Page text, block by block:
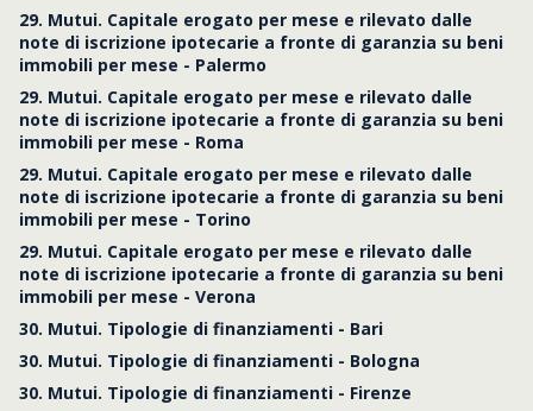
29. Mutui. Capitale erogato per mese e rilevato dalle
note di iscrizione ipotecarie a fronte di garanzia su beni
immobili per mese - Palermo
29. Mutui. Capitale erogato per mese e rilevato dalle
note di iscrizione ipotecarie a fronte di garanzia su beni
immobili per mese - Roma
29. Mutui. Capitale erogato per mese e rilevato dalle
note di iscrizione ipotecarie a fronte di garanzia su beni
immobili per mese - Torino
29. Mutui. Capitale erogato per mese e rilevato dalle
note di iscrizione ipotecarie a fronte di garanzia su beni
immobili per mese - Verona
30. Mutui. Tipologie di finanziamenti - Bari
30. Mutui. Tipologie di finanziamenti - Bologna
30. Mutui. Tipologie di finanziamenti - Firenze